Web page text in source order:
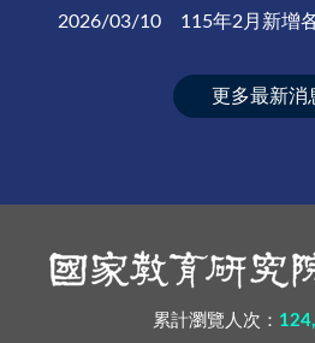
2026/03/10 115年2月新增各類型
更多最新消
累計瀏覽人次：